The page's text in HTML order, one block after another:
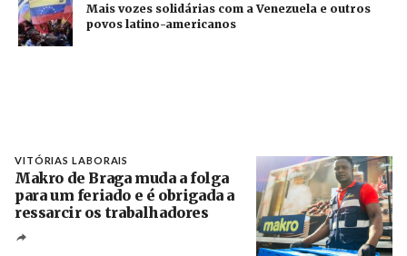
Mais vozes solidárias com a Venezuela e outros
povos latino-americanos
VITÓRIAS LABORAIS
Makro de Braga muda a folga
para um feriado e é obrigada a
ressarcir os trabalhadores